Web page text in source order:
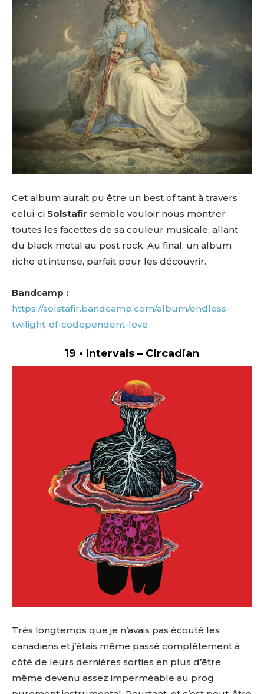
Cet album aurait pu être un best of tant à travers
celui-ci Solstafir semble vouloir nous montrer
toutes les facettes de sa couleur musicale, allant
du black metal au post rock. Au final, un album
riche et intense, parfait pour les découvrir.
Bandcamp :
https://solstafir.bandcamp.com/album/endless-
twilight-of-codependent-love
19 • Intervals – Circadian
Très longtemps que je n’avais pas écouté les
canadiens et j’étais même passé complètement à
côté de leurs dernières sorties en plus d’être
même devenu assez imperméable au prog